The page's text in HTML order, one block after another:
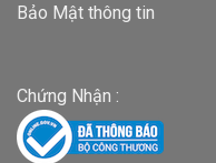
Bảo Mật thông tin
Chứng Nhận :